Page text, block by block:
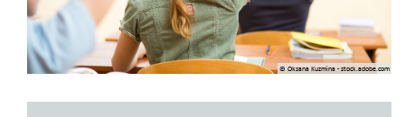
© Oksana Kuzmina - stock.adobe.com